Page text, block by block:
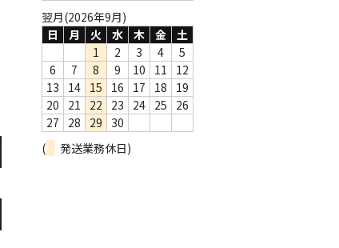
翌月(2026年9月)
日
月 火 水 木 金
土
1
2 3 4
5
6
7 8 9 10 11
12
13
14 15 16 17 18
19
20
21 22 23 24 25
26
27
28 29
30
(
発送業務休日)